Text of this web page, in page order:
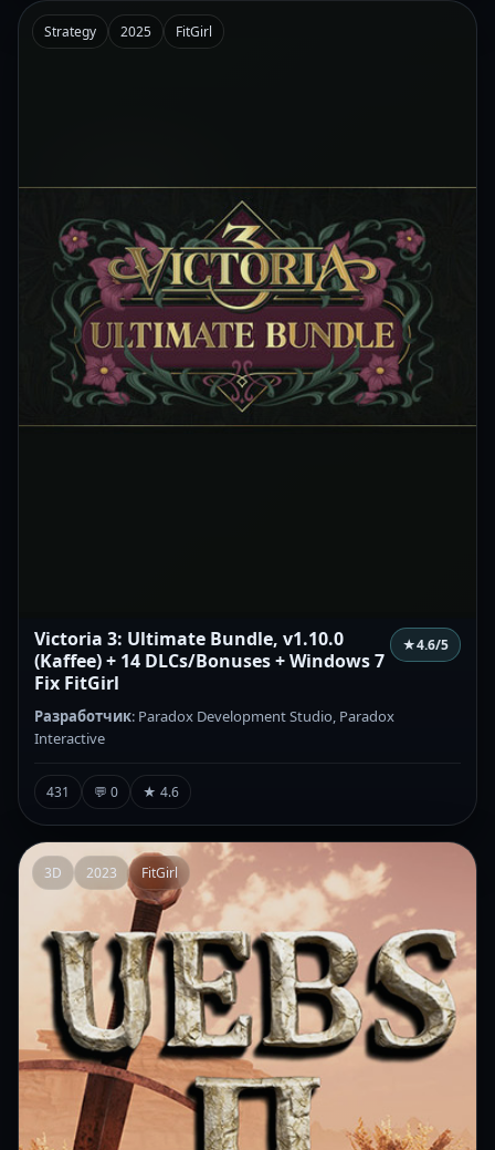
Strategy 2025 FitGirl
Victoria 3: Ultimate Bundle, v1.10.0
(Kaffee) + 14 DLCs/Bonuses + Windows 7
Fix FitGirl
★4.6/5
Разработчик: Paradox Development Studio, Paradox
Interactive
431 💬 0 ★ 4.6
3D 2023 FitGirl